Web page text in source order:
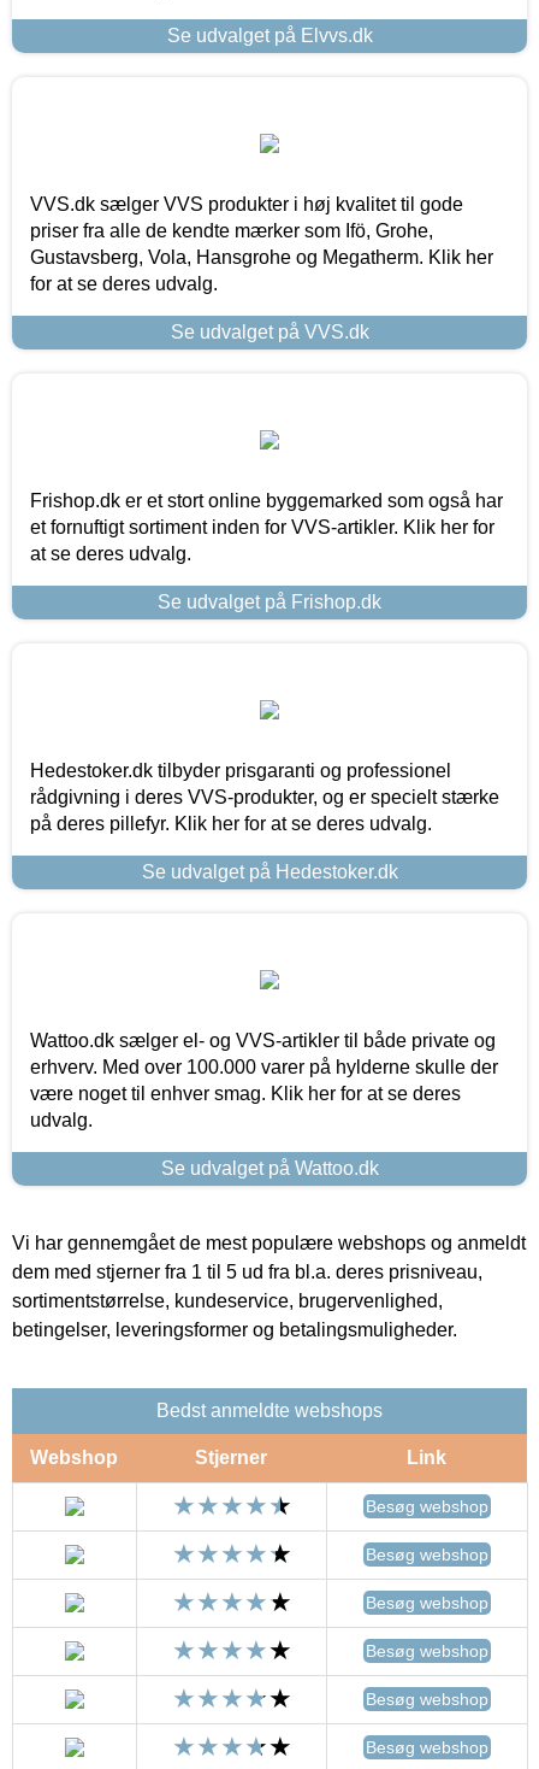
Se udvalget på Elvvs.dk
VVS.dk sælger VVS produkter i høj kvalitet til gode
priser fra alle de kendte mærker som Ifö, Grohe,
Gustavsberg, Vola, Hansgrohe og Megatherm. Klik her
for at se deres udvalg.
Se udvalget på VVS.dk
Frishop.dk er et stort online byggemarked som også har
et fornuftigt sortiment inden for VVS-artikler. Klik her for
at se deres udvalg.
Se udvalget på Frishop.dk
Hedestoker.dk tilbyder prisgaranti og professionel
rådgivning i deres VVS-produkter, og er specielt stærke
på deres pillefyr. Klik her for at se deres udvalg.
Se udvalget på Hedestoker.dk
Wattoo.dk sælger el- og VVS-artikler til både private og
erhverv. Med over 100.000 varer på hylderne skulle der
være noget til enhver smag. Klik her for at se deres
udvalg.
Se udvalget på Wattoo.dk
Vi har gennemgået de mest populære webshops og anmeldt
dem med stjerner fra 1 til 5 ud fra bl.a. deres prisniveau,
sortimentstørrelse, kundeservice, brugervenlighed,
betingelser, leveringsformer og betalingsmuligheder.
Bedst anmeldte webshops
Webshop Stjerner Link
Besøg webshop
Besøg webshop
Besøg webshop
Besøg webshop
Besøg webshop
Besøg webshop